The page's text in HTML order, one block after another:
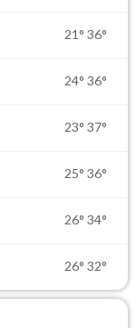
21° 36°
24° 36°
23° 37°
25° 36°
26° 34°
26° 32°